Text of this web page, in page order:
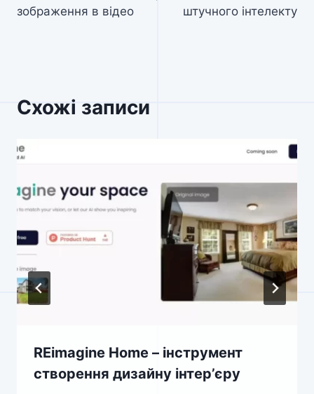
зображення в відео
штучного інтелекту
Схожі записи
REimagine Home – інструмент
створення дизайну інтер’єру